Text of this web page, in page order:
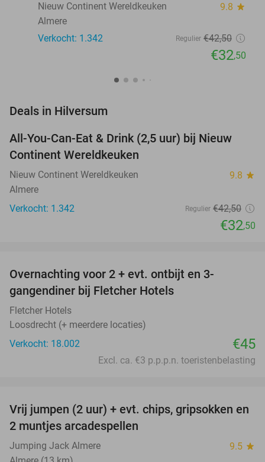
Nieuw Continent Wereldkeuken
9.8 star
Almere
Verkocht: 1.342
Regulier €42,50
€32,50
Deals in Hilversum
24%
All-You-Can-Eat & Drink (2,5 uur) bij Nieuw
Continent Wereldkeuken
Nieuw Continent Wereldkeuken 9.8 star
Almere
Verkocht: 1.342
Regulier €42,50
€32,50
Overnachting voor 2 + evt. ontbijt en 3-
gangendiner bij Fletcher Hotels
Fletcher Hotels
Loosdrecht (+ meerdere locaties)
Verkocht: 18.002
€45
Excl. ca. €3 p.p.p.n. toeristenbelasting
38%
Vrij jumpen (2 uur) + evt. chips, gripsokken en
2 muntjes arcadespellen
Jumping Jack Almere 9.5 star